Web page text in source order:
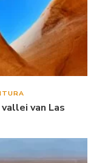
van Las